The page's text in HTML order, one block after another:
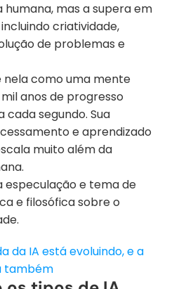
humana, mas a supera em
criatividade,
de problemas e
como uma mente
anos de progresso
segundo. Sua
e aprendizado
muito além da
e tema de
e filosófica sobre o
da IA está evoluindo, e a
também